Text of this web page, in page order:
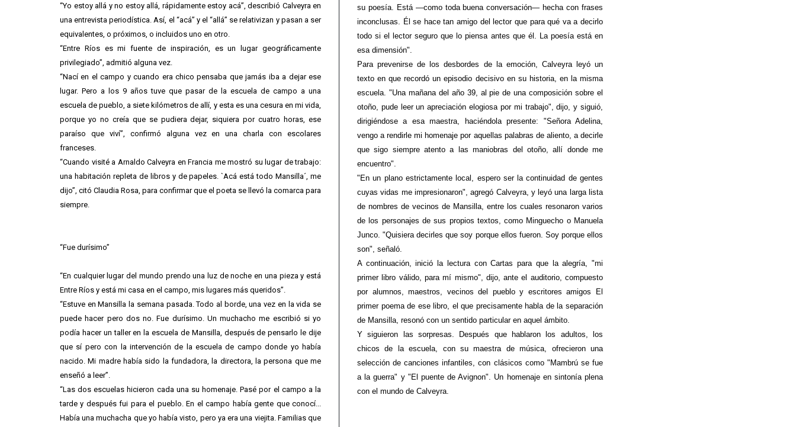
“Yo estoy allá y no estoy allá, rápidamente estoy acá”, describió Calveyra en
una entrevista periodística. Así, el “acá” y el “allá” se relativizan y pasan a ser
equivalentes, o próximos, o incluidos uno en otro.
“Entre Ríos es mi fuente de inspiración, es un lugar geográficamente
privilegiado”, admitió alguna vez.
“Nací en el campo y cuando era chico pensaba que jamás iba a dejar ese
lugar. Pero a los 9 años tuve que pasar de la escuela de campo a una
escuela de pueblo, a siete kilómetros de allí, y esta es una cesura en mi vida,
porque yo no creía que se pudiera dejar, siquiera por cuatro horas, ese
paraíso que viví”, confirmó alguna vez en una charla con escolares
franceses.
“Cuando visité a Arnaldo Calveyra en Francia me mostró su lugar de trabajo:
una habitación repleta de libros y de papeles. `Acá está todo Mansilla´, me
dijo”, citó Claudia Rosa, para confirmar que el poeta se llevó la comarca para
siempre.
“Fue durísimo”
“En cualquier lugar del mundo prendo una luz de noche en una pieza y está
Entre Ríos y está mi casa en el campo, mis lugares más queridos”.
“Estuve en Mansilla la semana pasada. Todo al borde, una vez en la vida se
puede hacer pero dos no. Fue durísimo. Un muchacho me escribió si yo
podía hacer un taller en la escuela de Mansilla, después de pensarlo le dije
que sí pero con la intervención de la escuela de campo donde yo había
nacido. Mi madre había sido la fundadora, la directora, la persona que me
enseñó a leer”.
“Las dos escuelas hicieron cada una su homenaje. Pasé por el campo a la
tarde y después fui para el pueblo. En el campo había gente que conocí...
Había una muchacha que yo había visto, pero ya era una viejita. Familias que
su poesía. Está —como toda buena conversación— hecha con frases
inconclusas. Él se hace tan amigo del lector que para qué va a decirlo
todo si el lector seguro que lo piensa antes que él. La poesía está en
esa dimensión".
Para prevenirse de los desbordes de la emoción, Calveyra leyó un
texto en que recordó un episodio decisivo en su historia, en la misma
escuela. "Una mañana del año 39, al pie de una composición sobre el
otoño, pude leer un apreciación elogiosa por mi trabajo", dijo, y siguió,
dirigiéndose a esa maestra, haciéndola presente: "Señora Adelina,
vengo a rendirle mi homenaje por aquellas palabras de aliento, a decirle
que sigo siempre atento a las maniobras del otoño, allí donde me
encuentro".
"En un plano estrictamente local, espero ser la continuidad de gentes
cuyas vidas me impresionaron", agregó Calveyra, y leyó una larga lista
de nombres de vecinos de Mansilla, entre los cuales resonaron varios
de los personajes de sus propios textos, como Minguecho o Manuela
Junco. "Quisiera decirles que soy porque ellos fueron. Soy porque ellos
son", señaló.
A continuación, inició la lectura con Cartas para que la alegría, "mi
primer libro válido, para mí mismo", dijo, ante el auditorio, compuesto
por alumnos, maestros, vecinos del pueblo y escritores amigos El
primer poema de ese libro, el que precisamente habla de la separación
de Mansilla, resonó con un sentido particular en aquel ámbito.
Y siguieron las sorpresas. Después que hablaron los adultos, los
chicos de la escuela, con su maestra de música, ofrecieron una
selección de canciones infantiles, con clásicos como "Mambrú se fue
a la guerra" y "El puente de Avignon". Un homenaje en sintonía plena
con el mundo de Calveyra.